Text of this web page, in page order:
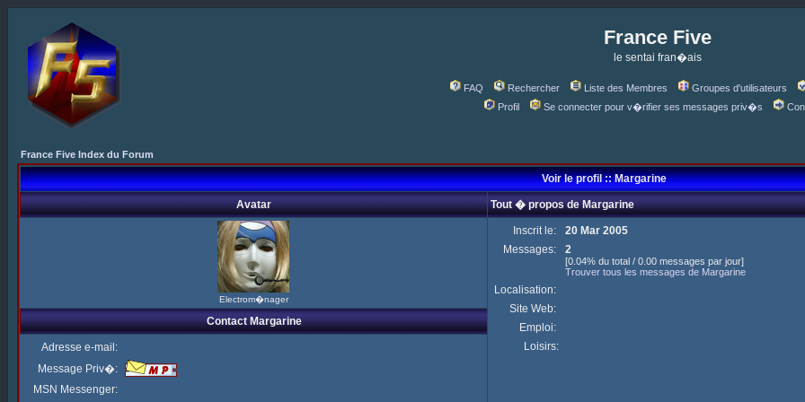
France Five
le sentai fran�ais
FAQ Rechercher Liste des Membres Groupes d'utilisateurs
Profil
Se connecter pour v�rifier ses messages priv�s
France Five Index du Forum
Voir le profil :: Margarine
Avatar Tout � propos de Margarine
Electrom�nager
Inscrit le:
20 Mar 2005
Messages:
2
[0.04% du total / 0.00 messages par jour]
Trouver tous les messages de Margarine
Localisation:
Site Web:
Emploi:
Loisirs:
Contact Margarine
Adresse e-mail:
Message Priv�:
MSN Messenger: